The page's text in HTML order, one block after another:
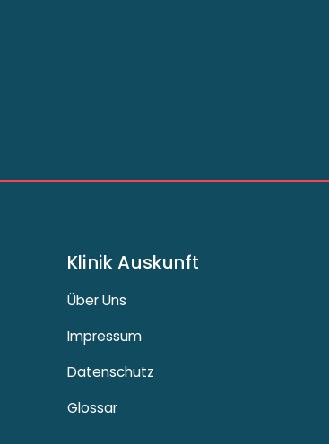
Klinik Auskunft
Über Uns
Impressum
Datenschutz
Glossar